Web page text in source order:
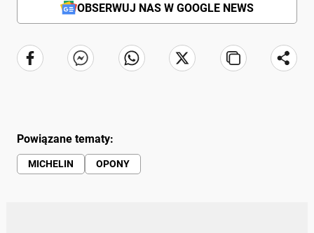
OBSERWUJ NAS W GOOGLE NEWS
Powiązane tematy:
MICHELIN OPONY